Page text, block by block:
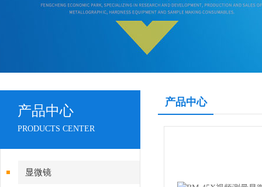
产品中心
PRODUCTS CENTER
显微镜
产品中心